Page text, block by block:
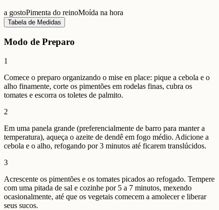
a gostoPimenta do reinoMoída na hora
Tabela de Medidas
Modo de Preparo
1
Comece o preparo organizando o mise en place: pique a cebola e o
alho finamente, corte os pimentões em rodelas finas, cubra os
tomates e escorra os toletes de palmito.
2
Em uma panela grande (preferencialmente de barro para manter a
temperatura), aqueça o azeite de dendê em fogo médio. Adicione a
cebola e o alho, refogando por 3 minutos até ficarem translúcidos.
3
Acrescente os pimentões e os tomates picados ao refogado. Tempere
com uma pitada de sal e cozinhe por 5 a 7 minutos, mexendo
ocasionalmente, até que os vegetais comecem a amolecer e liberar
seus sucos.